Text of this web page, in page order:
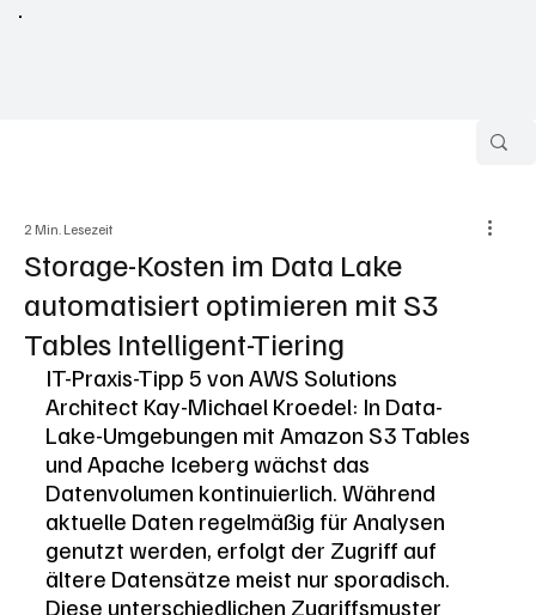
Storage-Kosten im Data Lake
automatisiert optimieren mit S3
Tables Intelligent-Tiering
2 Min. Lesezeit
IT-Praxis-Tipp 5 von AWS Solutions
Architect Kay-Michael Kroedel: In Data-
Lake-Umgebungen mit Amazon S3 Tables
und Apache Iceberg wächst das
Datenvolumen kontinuierlich. Während
aktuelle Daten regelmäßig für Analysen
genutzt werden, erfolgt der Zugriff auf
ältere Datensätze meist nur sporadisch.
Diese unterschiedlichen Zugriffsmuster